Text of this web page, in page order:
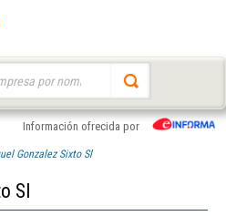
Información ofrecida por
Gonzalez Sixto Sl
Sl